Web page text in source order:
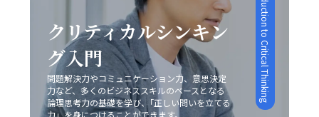
よって、伝えたい内容を的確にまとめる力は、長期的には
コミュニケーション能力の向上に直結します。これによ
り、仕事で話が噛み合わない状況を未然に防ぎ、また発生
した場合にも迅速かつ効果的に対処できる基盤を作ること
が可能となります。最終的に、若手ビジネスマンにとって
重要なのは、一方的なコミュニケーションではなく、双方
の意図や認識を共有しあう姿勢です。今回ご紹介したポイ
ケーションの現場がどのような「場」か、つまり使用する
媒体や環境に応じた戦略も大切です。対面での会議、電話
会議、メール、オンラインミーティングなど、ツールや場
面ごとに適したコミュニケーションの方法が存在します。
そのため、各媒体の持つ特性や限界を理解し、状況に合わ
せた柔軟な対応が必要不可欠となります。こうした注意点
を踏まえて、自己のコミュニケーション能力を継続的にブ
す。スマートフォン市場におけるモトローラの事例では、
他社との差別化に失敗し、急激な技術革新に乗り遅れて市
場からの孤立を招きました。また、日産自動車は過度なコ
スト削減施策により品質低下とブランドイメージの低下を
招いた結果、激戦区でのシェア確保に大きな課題を突きつ
けられました。これらの事例は、レッドオーシャンの戦い
方においては、単なるコスト削減や市場模倣だけでは不十
分であり、明確な差別化戦略と自社の独自性の追求が不可
抱え込むことなく、適切なサポートを受けながら、自己管
理能力の向上を図ることが求められます。このように、先
延ばし癖の注意点は単なる行動パターンの問題を超えて、
複雑な心理的・環境的要因が絡み合っているため、多角的
な視点からの対策が必要不可欠です。 ビジネス現場で
は、タスクを早期に処理する仕組みや、効率的なスケジュ
ール管理システムの導入も推奨されています。現代のITツ
クリティカルシンキン
グ入門
問題解決力やコミュニケーション力、意思決定
力など、多くのビジネススキルのベースとなる
論理思考力の基礎を学び、｢正しい問いを立てる
力」を身につけることができます。
Introduction to Critical Thinking